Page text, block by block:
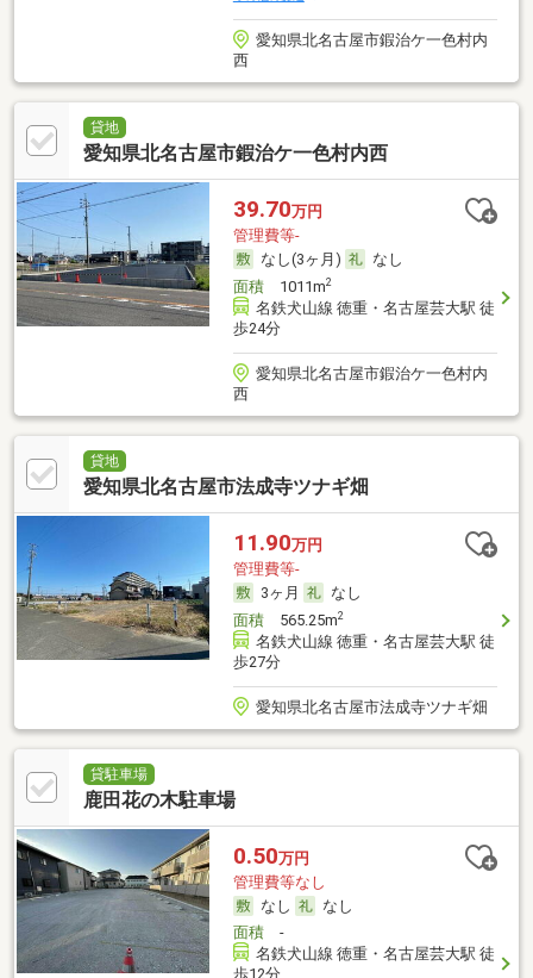
愛知県北名古屋市鍜治ケ一色村内
西
貸地
愛知県北名古屋市鍜治ケ一色村内西
39.70万円
管理費等-
なし(3ヶ月)
なし
面積1011m2
名鉄犬山線 徳重・名古屋芸大駅 徒
歩24分
愛知県北名古屋市鍜治ケ一色村内
西
貸地
愛知県北名古屋市法成寺ツナギ畑
11.90万円
管理費等-
3ヶ月
なし
面積565.25m2
名鉄犬山線 徳重・名古屋芸大駅 徒
歩27分
愛知県北名古屋市法成寺ツナギ畑
貸駐車場
鹿田花の木駐車場
0.50万円
管理費等なし
なし
なし
面積-
名鉄犬山線 徳重・名古屋芸大駅 徒
歩12分